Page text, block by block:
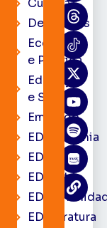
Cultura
Destaques
Economia
e Política
Educação
e Saúde
Emprego
EDacademia
EDbrasília
EDcast
EDliteratura